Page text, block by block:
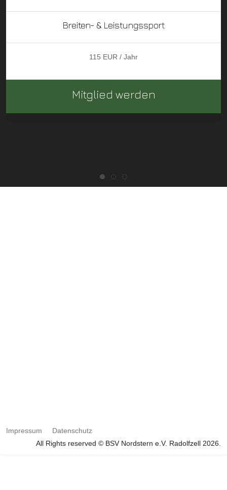
Breiten- & Leistungssport
115 EUR / Jahr
Mitglied werden
Impressum
Datenschutz
All Rights reserved © BSV Nordstern e.V. Radolfzell 2026.